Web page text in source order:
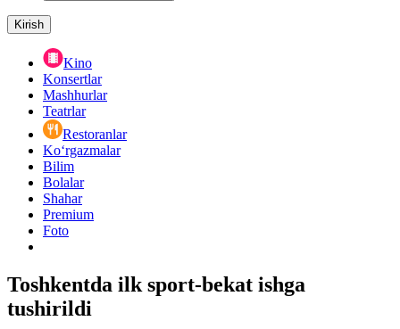
Kirish
Kino
Konsertlar
Mashhurlar
Teatrlar
Restoranlar
Ko‘rgazmalar
Bilim
Bolalar
Shahar
Premium
Foto
Toshkentda ilk sport-bekat ishga
tushirildi